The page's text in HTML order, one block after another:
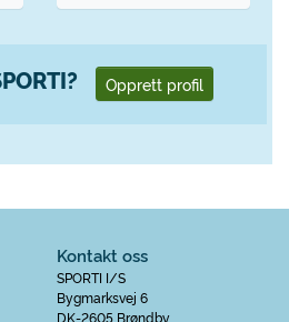
Opprett profil
Kontakt oss
SPORTI I/S
Bygmarksvej 6
DK-2605 Brøndby